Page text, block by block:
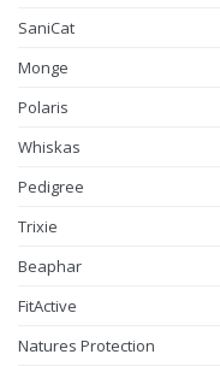
SaniCat
Monge
Polaris
Whiskas
Pedigree
Trixie
Beaphar
FitActive
Natures Protection